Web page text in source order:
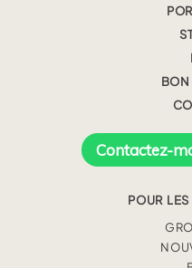
BON
Contactez-
POUR LES